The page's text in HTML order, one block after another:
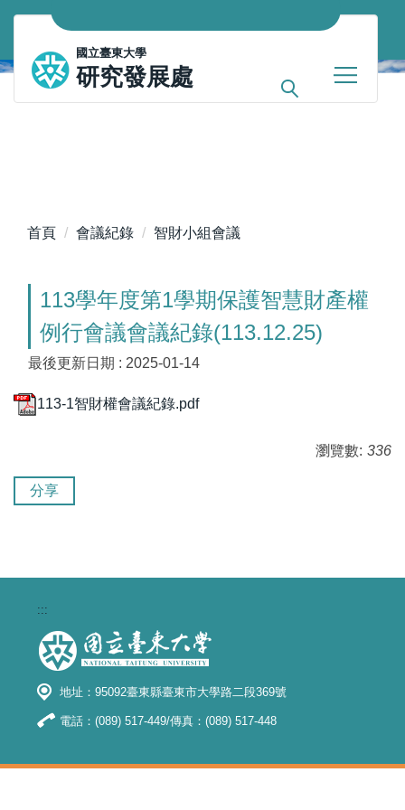
跳
主
內
國立臺東大學
研究發展處
首頁 會議紀錄 智財小組會議
113學年度第1學期保護智慧財產權
例行會議會議紀錄(113.12.25)
最後更新日期 : 2025-01-14
113-1智財權會議紀錄.pdf
瀏覽數: 336
分享
:::
地址：95092臺東縣臺東市大學路二段369號
電話：(089) 517-449/傳真：(089) 517-448